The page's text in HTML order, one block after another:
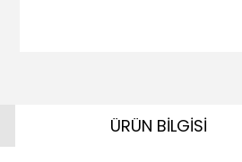
ÜRÜN BİLGİSİ